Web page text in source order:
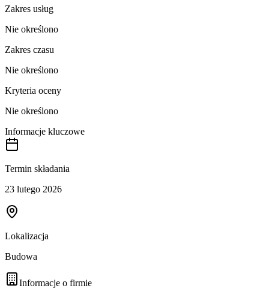
Zakres usług
Nie określono
Zakres czasu
Nie określono
Kryteria oceny
Nie określono
Informacje kluczowe
Termin składania
23 lutego 2026
Lokalizacja
Budowa
Informacje o firmie